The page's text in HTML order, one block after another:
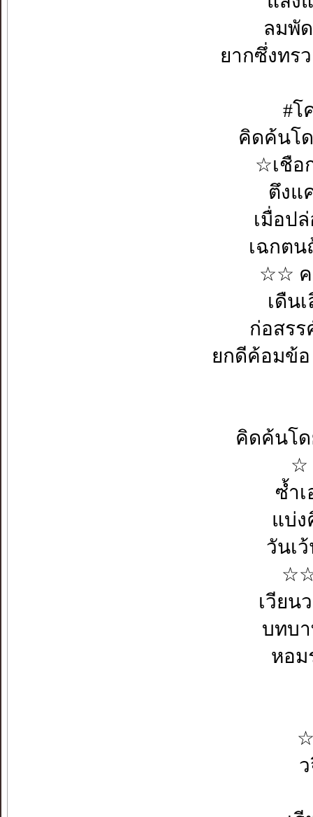
ลม
ยากซึ่งท
#โ
คิดค้นโ
☆เชือ
ตึง
เมื่อ
เฉก
☆☆ ค
เดื
ก่อสร
ยกดี
คิดค้นโ
☆
ซ้ำ
แบ่
วัน
☆☆
เวีย
บทบ
หอ